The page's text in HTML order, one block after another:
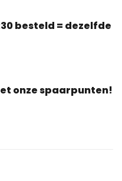
besteld = dezelfde
onze spaarpunten!